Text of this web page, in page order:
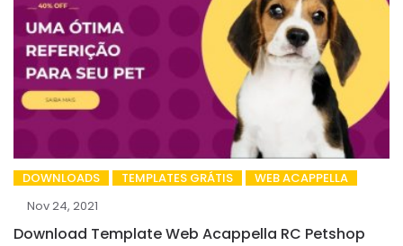
DOWNLOADS TEMPLATES GRÁTIS
WEB ACAPPELLA
Nov 24, 2021
Download Template Web Acappella RC Petshop